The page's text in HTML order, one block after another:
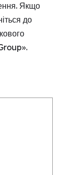
Якщо
до